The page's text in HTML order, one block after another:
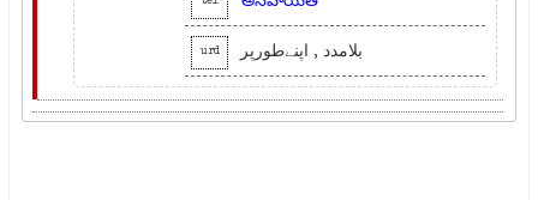
urd بلامدد , اپنےطورپر